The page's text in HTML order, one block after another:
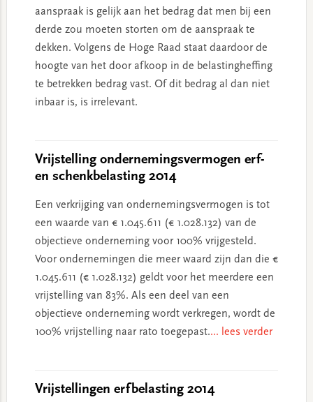
aanspraak is gelijk aan het bedrag dat men bij een
derde zou moeten storten om de aanspraak te
dekken. Volgens de Hoge Raad staat daardoor de
hoogte van het door afkoop in de belastingheffing
te betrekken bedrag vast. Of dit bedrag al dan niet
inbaar is, is irrelevant.
Vrijstelling ondernemingsvermogen erf-
en schenkbelasting 2014
Een verkrijging van ondernemingsvermogen is tot
een waarde van € 1.045.611 (€ 1.028.132) van de
objectieve onderneming voor 100% vrijgesteld.
Voor ondernemingen die meer waard zijn dan die €
1.045.611 (€ 1.028.132) geldt voor het meerdere een
vrijstelling van 83%. Als een deel van een
objectieve onderneming wordt verkregen, wordt de
100% vrijstelling naar rato toegepast.... lees verder
Vrijstellingen erfbelasting 2014